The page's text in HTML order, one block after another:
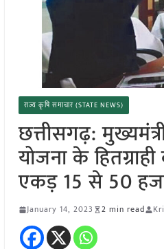
राज्य कृषि समाचार (STATE NEWS)
छत्तीसगढ़:
योजना के हितग्राही
एकड़ 15 से 50
January 14, 2023 2 min read